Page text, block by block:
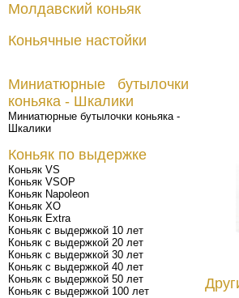
Молдавский коньяк
Коньячные настойки
Миниатюрные бутылочки
коньяка - Шкалики
Миниатюрные бутылочки коньяка -
Шкалики
Коньяк по выдержке
Коньяк VS
Коньяк VSOP
Коньяк Napoleon
Коньяк XO
Коньяк Extra
Коньяк с выдержкой 10 лет
Коньяк с выдержкой 20 лет
Коньяк с выдержкой 30 лет
Коньяк с выдержкой 40 лет
Коньяк с выдержкой 50 лет
Коньяк с выдержкой 100 лет